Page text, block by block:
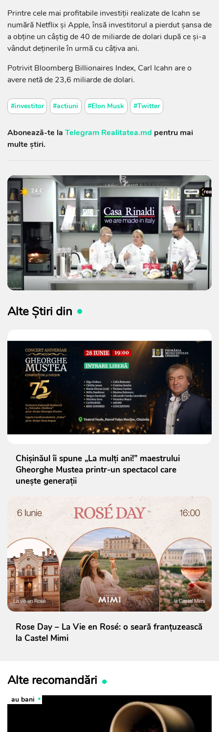
Printre cele mai profitabile investiţii realizate de Icahn se
numără Netflix şi Apple, însă investitorul a pierdut şansa de
a obţine un câştig de 40 de miliarde de dolari după ce şi-a
vândut deţinerile în urmă cu câţiva ani.
Potrivit Bloomberg Billionaires Index, Carl Icahn are o
avere netă de 23,6 miliarde de dolari.
#investitor #actiuni #Elon Musk #Twitter
Abonează-te la Telegram Realitatea.md pentru mai
multe știri.
Alte Știri din
Chișinăul îi spune „La mulți ani!” maestrului
Gheorghe Mustea printr-un spectacol care
unește generații
Rose Day – La Vie en Rosé: o seară franțuzească
la Castel Mimi
Alte recomandări
au bani